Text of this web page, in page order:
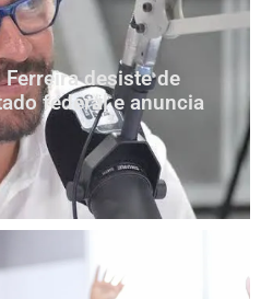
desiste de
federal e anuncia